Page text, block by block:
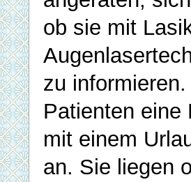
ob sie mit
zu
Patienten eine
mit einem
an. Sie liegen